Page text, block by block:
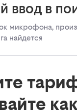
ввод в
микрофона,
найдется